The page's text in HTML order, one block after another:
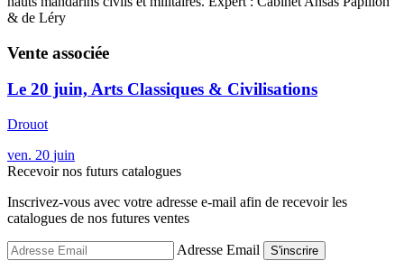
& de Léry
Vente associée
Le 20 juin, Arts Classiques & Civilisations
Drouot
ven. 20 juin
Recevoir nos futurs catalogues
Inscrivez-vous avec votre adresse e-mail afin de recevoir les
catalogues de nos futures ventes
Adresse Email S'inscrire